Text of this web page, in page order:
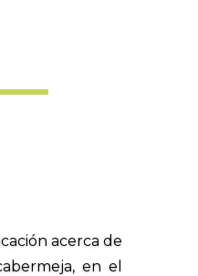
acerca de
en el